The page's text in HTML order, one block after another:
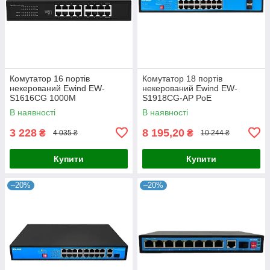
Комутатор 16 портів
некерований Ewind EW-
S1616CG 1000M
В наявності
3 228 ₴ 4 035 ₴
Купити
Комутатор 18 портів
некерований Ewind EW-
S1918CG-AP PoE
В наявності
8 195,20 ₴ 10 244 ₴
Купити
–20% –20%